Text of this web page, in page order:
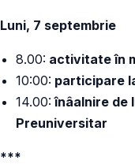
Luni, 7 septembrie
8.00: activitate în
10:00: participare
14.00:înâalnire de
Preuniversitar
***